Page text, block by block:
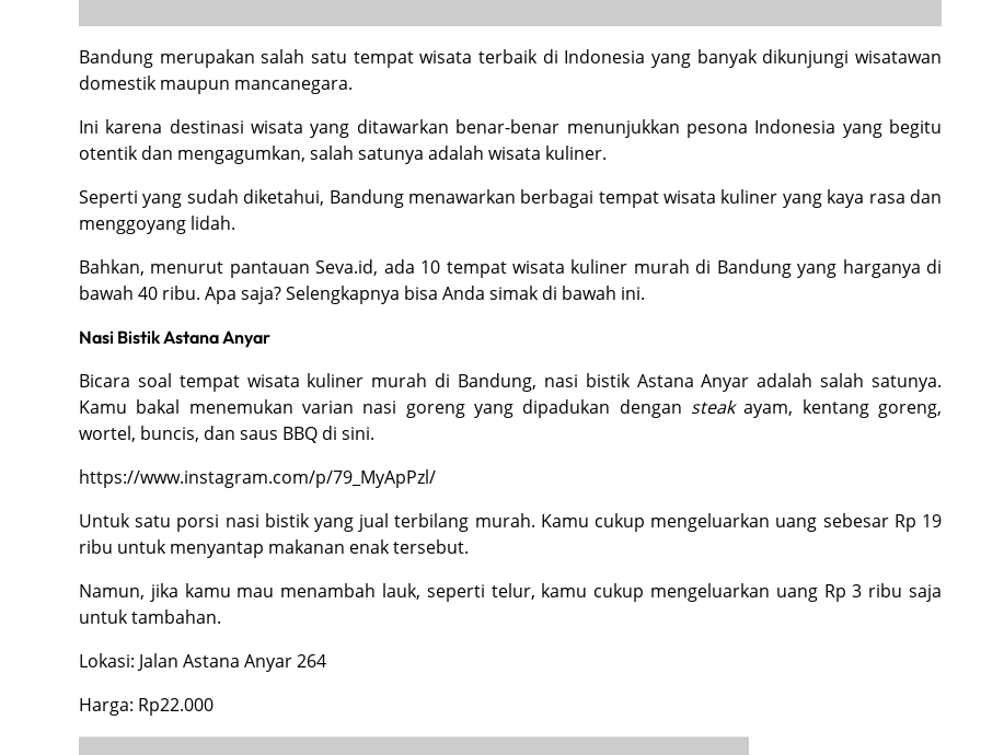
Bandung merupakan salah satu tempat wisata terbaik di Indonesia yang banyak dikunjungi wisatawan
domestik maupun mancanegara.
Ini karena destinasi wisata yang ditawarkan benar-benar menunjukkan pesona Indonesia yang begitu
otentik dan mengagumkan, salah satunya adalah wisata kuliner.
Seperti yang sudah diketahui, Bandung menawarkan berbagai tempat wisata kuliner yang kaya rasa dan
menggoyang lidah.
Bahkan, menurut pantauan Seva.id, ada 10 tempat wisata kuliner murah di Bandung yang harganya di
bawah 40 ribu. Apa saja? Selengkapnya bisa Anda simak di bawah ini.
Nasi Bistik Astana Anyar
Bicara soal tempat wisata kuliner murah di Bandung, nasi bistik Astana Anyar adalah salah satunya.
Kamu bakal menemukan varian nasi goreng yang dipadukan dengan steakayam, kentang goreng,
wortel, buncis, dan saus BBQ di sini.
https://www.instagram.com/p/79_MyApPzl/
Untuk satu porsi nasi bistik yang jual terbilang murah. Kamu cukup mengeluarkan uang sebesar Rp 19
ribu untuk menyantap makanan enak tersebut.
Namun, jika kamu mau menambah lauk, seperti telur, kamu cukup mengeluarkan uang Rp 3 ribu saja
untuk tambahan.
Lokasi: Jalan Astana Anyar 264
Harga: Rp22.000